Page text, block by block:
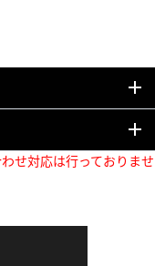
せ対応は行っておりませ